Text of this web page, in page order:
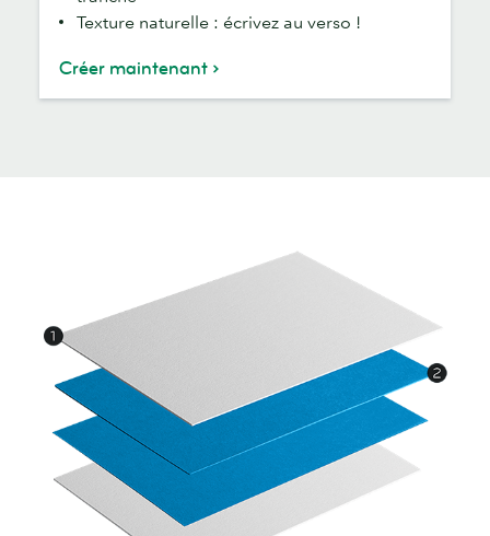
Texture naturelle : écrivez au verso !
Créer maintenant